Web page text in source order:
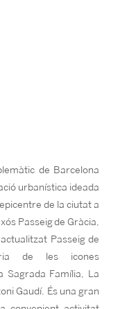
de Barcelona
urbanística ideada
de la ciutat a
Passeig de Gràcia,
Passeig de
de les icones
Sagrada Família, La
Gaudí. És una gran